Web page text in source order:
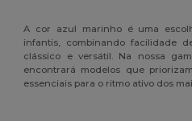
A cor azul marinho é uma
infantis, combinando facilidade
clássico e versátil. Na nossa
encontrará modelos que
essenciais para o ritmo ativo dos